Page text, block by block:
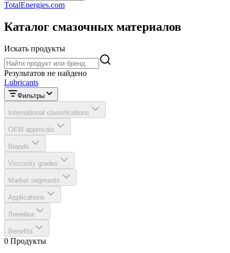
TotalEnergies.com
Каталог смазочных материалов
Искать продукты
Искать продукты
Результатов не найдено
Lubricants
Фильтры
International classifications
OEM approvals
Brands
Viscosity grades
Market segments
Applications
Линейка
Benefits
0 Продукты